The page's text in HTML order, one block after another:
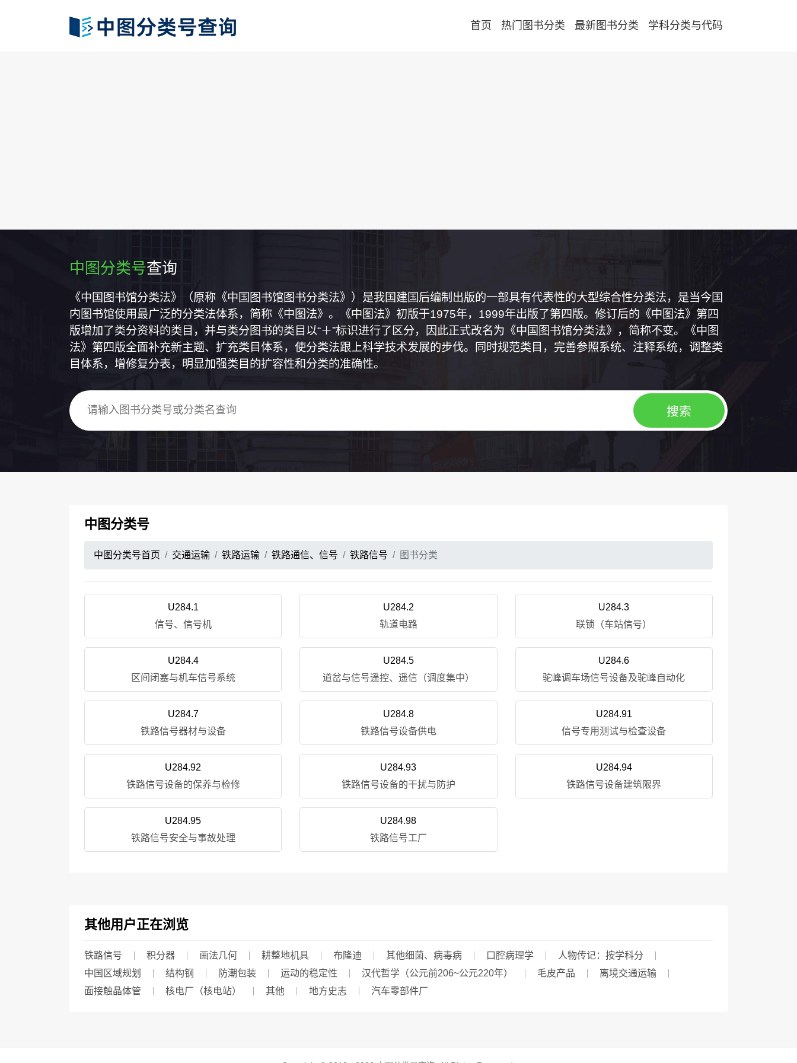
首页 热门图书分类 最新图书分类 学科分类与代码
中图分类号查询
《中国图书馆分类法》（原称《中国图书馆图书分类法》）是我国建国后编制出版的一部具有代表性的大型综合性分类法，是当今国
内图书馆使用最广泛的分类法体系，简称《中图法》。《中图法》初版于1975年，1999年出版了第四版。修订后的《中图法》第四
版增加了类分资料的类目，并与类分图书的类目以“＋”标识进行了区分，因此正式改名为《中国图书馆分类法》，简称不变。《中图
法》第四版全面补充新主题、扩充类目体系，使分类法跟上科学技术发展的步伐。同时规范类目，完善参照系统、注释系统，调整类
目体系，增修复分表，明显加强类目的扩容性和分类的准确性。
中图分类号
中图分类号首页 交通运输 铁路运输 铁路通信、信号 铁路信号 图书分类
U284.1
信号、信号机
U284.2
轨道电路
U284.3
联锁（车站信号）
U284.4
区间闭塞与机车信号系统
U284.5
道岔与信号遥控、遥信（调度集中）
U284.6
驼峰调车场信号设备及驼峰自动化
U284.7
铁路信号器材与设备
U284.8
铁路信号设备供电
U284.91
信号专用测试与检查设备
U284.92
铁路信号设备的保养与检修
U284.93
铁路信号设备的干扰与防护
U284.94
铁路信号设备建筑限界
U284.95
铁路信号安全与事故处理
U284.98
铁路信号工厂
其他用户正在浏览
铁路信号 积分器 画法几何 耕整地机具 布隆迪 其他细菌、病毒病 口腔病理学
人物传记：按学科分
中国区域规划
结构钢 防潮包装 运动的稳定性 汉代哲学（公元前206~公元220年） 毛皮产品
离境交通运输
面接触晶体管
核电厂（核电站） 其他 地方史志 汽车零部件厂